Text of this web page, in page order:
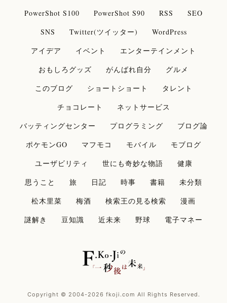
PowerShot S100
PowerShot S90 RSS
SEO
SNS
Twitter(ツイッター)
WordPress
アイデア
イベント
エンターテインメント
おもしろグッズ
がんばれ自分
グルメ
このブログ
ショートショート
タレント
チョコレート
ネットサービス
バッティングセンター
プログラミング
ブログ論
ポケモンGO
マフモコ モバイル
モブログ
ユーザビリティ
世にも奇妙な物語
健康
思うこと
旅 日記 時事 書籍
未分類
松木里菜
梅酒 検索王の見る検索
漫画
謎解き
豆知識 近未来 野球 電子マネー
Copyright © 2004-2026 fkoji.com All Rights Reserved.